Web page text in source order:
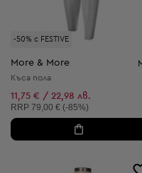
-50% с FESTIVE
More & More
Къса пола
11,75 € / 22,98 лв.
Препоръчителна цена:
RRP 79,00 € (-85%)